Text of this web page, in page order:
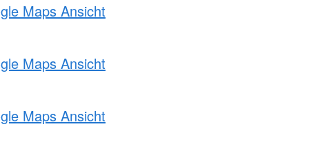
Maps Ansicht
Maps Ansicht
Maps Ansicht